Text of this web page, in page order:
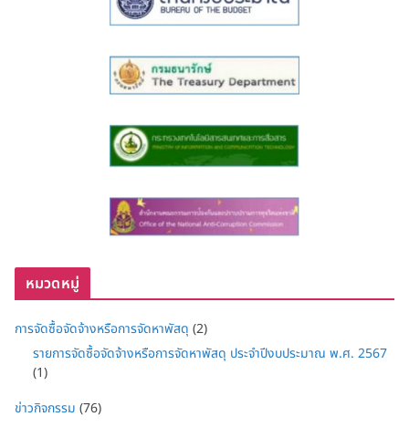
หมวดหมู่
การจัดซื้อจัดจ้างหรือการจัดหาพัสดุ (2)
รายการจัดซื้อจัดจ้างหรือการจัดหาพัสดุ ประจำปีงบประมาณ พ.ศ. 2567
(1)
ข่าวกิจกรรม (76)